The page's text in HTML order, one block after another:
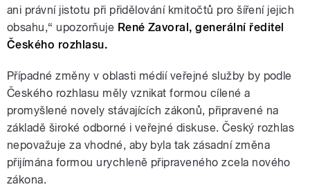
ani právní jistotu při přidělování kmitočtů pro šíření jejich
obsahu,“ upozorňuje René Zavoral, generální ředitel
Českého rozhlasu.
Případné změny v oblasti médií veřejné služby by podle
Českého rozhlasu měly vznikat formou cílené a
promyšlené novely stávajících zákonů, připravené na
základě široké odborné i veřejné diskuse. Český rozhlas
nepovažuje za vhodné, aby byla tak zásadní změna
přijímána formou urychleně připraveného zcela nového
zákona.